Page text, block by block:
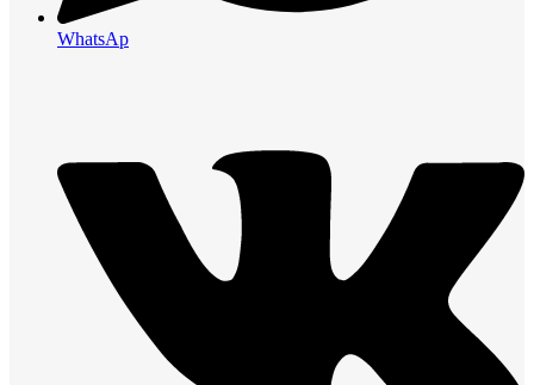
WhatsAp